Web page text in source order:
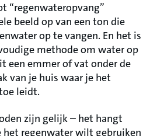
“regenwateropvang”
beeld op van een ton die
op te vangen. En het is
methode om water op
een emmer of vat onder de
van je huis waar je het
leidt.
zijn gelijk – het hangt
het regenwater wilt gebruiken